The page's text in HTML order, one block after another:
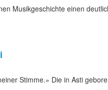
Musikgeschichte einen
Stimme.» Die in Asti